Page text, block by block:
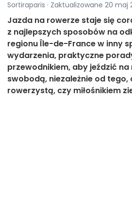
Sortiraparis · Zaktualizowane 20 maj
Jazda na rowerze staje się
z najlepszych sposobów na
regionu Île-de-France w inny
wydarzenia, praktyczne
przewodnikiem, aby jeździć na
swobodą, niezależnie od tego,
rowerzystą, czy miłośnikiem